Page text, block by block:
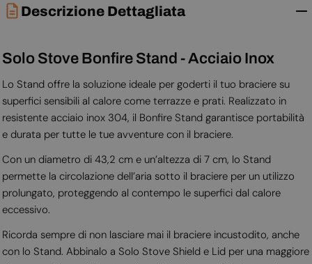
Descrizione Dettagliata
Solo Stove Bonfire Stand - Acciaio Inox
Lo Stand offre la soluzione ideale per goderti il tuo braciere su
superfici sensibili al calore come terrazze e prati. Realizzato in
resistente acciaio inox 304, il Bonfire Stand garantisce portabilità
e durata per tutte le tue avventure con il braciere.
Con un diametro di 43,2 cm e un’altezza di 7 cm, lo Stand
permette la circolazione dell’aria sotto il braciere per un utilizzo
prolungato, proteggendo al contempo le superfici dal calore
eccessivo.
Ricorda sempre di non lasciare mai il braciere incustodito, anche
con lo Stand. Abbinalo a Solo Stove Shield e Lid per una maggiore